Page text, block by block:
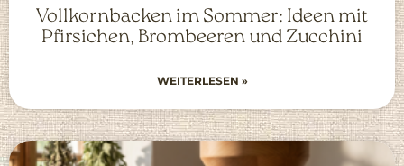
Vollkornbacken im Sommer: Ideen mit
Pfirsichen, Brombeeren und Zucchini
WEITERLESEN »